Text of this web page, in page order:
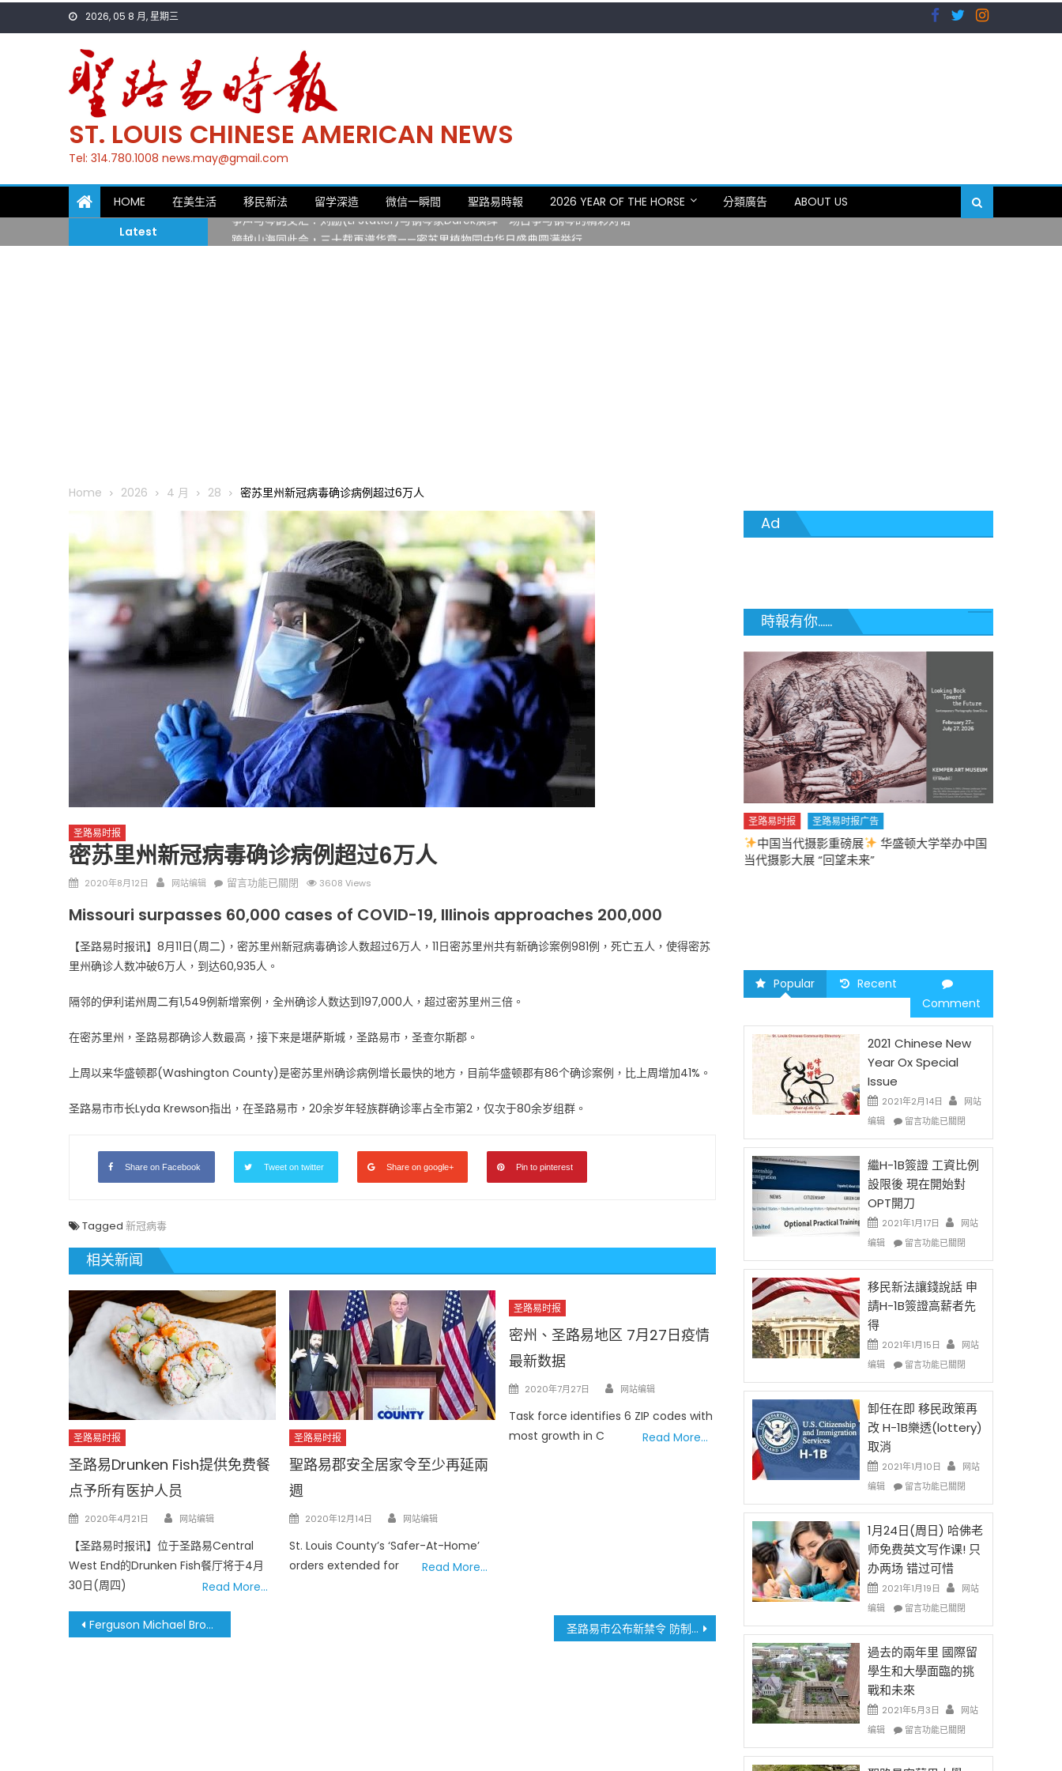
2026, 05 8 月, 星期三
ST. LOUIS CHINESE AMERICAN NEWS
Tel: 314.780.1008 news.may@gmail.com
HOME 在美生活 移民新法 留学深造 微信一瞬間 聖路易時報 2026 YEAR OF THE HORSE 分類廣告
ABOUT US
Latest
一晃三十年，初夏又相逢。中华日，等你来赴约 —— 密苏里植物园“中华日三十周年特别报道（五）
筝声与琴韵交汇：刘励(Li Statler)与钢琴家Darek演绎一场古筝与钢琴的精彩对话
跨越山海同此会，三十载再谱华章——密苏里植物园中华日盛典圆满举行
Home 2026 4 月 28 密苏里州新冠病毒确诊病例超过6万人
圣路易时报
密苏里州新冠病毒确诊病例超过6万人
Posted
2020年8月12日 Author
网站编辑
在
苏
州
新
病
确
病
例
超
留言功能已關閉 3608 Views
Missouri surpasses 60,000 cases of COVID-19, Illinois approaches 200,000
【圣路易时报讯】8月11日(周二)，密苏里州新冠病毒确诊人数超过6万人，11日密苏里州共有新确诊案例981例，死亡五人，使得密苏
里州确诊人数冲破6万人，到达60,935人。
隔邻的伊利诺州周二有1,549例新增案例，全州确诊人数达到197,000人，超过密苏里州三倍。
在密苏里州，圣路易郡确诊人数最高，接下来是堪萨斯城，圣路易市，圣查尔斯郡。
上周以来华盛顿郡(Washington County)是密苏里州确诊病例增长最快的地方，目前华盛顿郡有86个确诊案例，比上周增加41%。
圣路易市市长Lyda Krewson指出，在圣路易市，20余岁年轻族群确诊率占全市第2，仅次于80余岁组群。
Share on Facebook Tweet on twitter Share on google+ Pin to pinterest
Tagged 新冠病毒
相关新闻
圣路易时报
圣路易Drunken Fish提供免费餐
点予所有医护人员
Posted
2020年4月21日 Author
网站编辑
【圣路易时报讯】位于圣路易Central
West End的Drunken Fish餐厅将于4月
30日(周四)
Read More…
圣路易时报
聖路易郡安全居家令至少再延兩
週
Posted
2020年12月14日 Author
网站编辑
St. Louis County’s ‘Safer-At-Home’
orders extended for
Read More…
圣路易时报
密州、圣路易地区 7月27日疫情
最新数据
Posted
2020年7月27日 Author
网站编辑
Task force identifies 6 ZIP codes with
most growth in C
Read More…
文Ferguson Michael Brown事件六周年 警民再度发生严重冲突 圣路易市公布新禁令 防制新冠病毒传播
Ad
時報有你......
免费健康检查 无需预约 免费赠送血压计供符合
条件者使用 欢迎参加索取! 4月18日星期六 上午
圣路易时报 圣路易时报广告
中国当代摄影重磅展
华盛顿大学举办中国
当代摄影大展 “回望未来”
Popular
Recent
Comment
2021 Chinese New
Year Ox Special
Issue
2021年2月14日
网站
编辑
在
Chinese
New
Year
Ox
Special
Issue〉
中
留言功能已關閉
繼H-1B簽證 工資比例
設限後 現在開始對
OPT開刀
2021年1月17日
网站
编辑
在
H-
1B
簽
證
資
比
設
限
後
現
開
始
對
OPT
開
刀〉
中
留言功能已關閉
移民新法讓錢說話 申
請H-1B簽證高薪者先
得
2021年1月15日
网站
编辑
在
民
新
法
讓
說
話
請
H-
1B
簽
證
高
薪
者
先
得〉
中
留言功能已關閉
卸任在即 移民政策再
改 H-1B樂透(lottery)
取消
2021年1月10日
网站
编辑
在
任
在
即
移
民
政
策
改
H-
1B
樂
透
(lottery)
取
消〉
中
留言功能已關閉
1月24日(周日) 哈佛老
师免费英文写作课! 只
办两场 错过可惜
2021年1月19日
网站
编辑
在
月
24
日
(周
日)
哈
佛
师
留言功能已關閉
過去的兩年里 國際留
學生和大學面臨的挑
戰和未來
2021年5月3日
网站
编辑
在
去
留言功能已關閉